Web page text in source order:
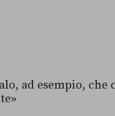
ad esempio,